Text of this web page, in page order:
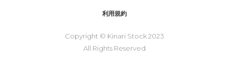
利用規約
Copyright © Kinari Stock 2023
All Rights Reserved